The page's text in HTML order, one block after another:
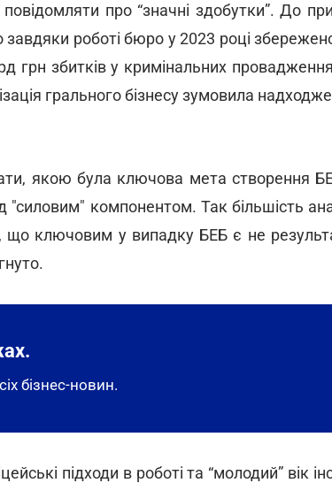
про “значні здобутки”. До
роботі бюро у 2023 році
грн збитків у кримінальних
грального бізнесу зумовила
якою була ключова мета створення
компонентом. Так більшість
що ключовим у випадку БЕБ є не
бізнес-новин.
підходи в роботі та “молодий” вік